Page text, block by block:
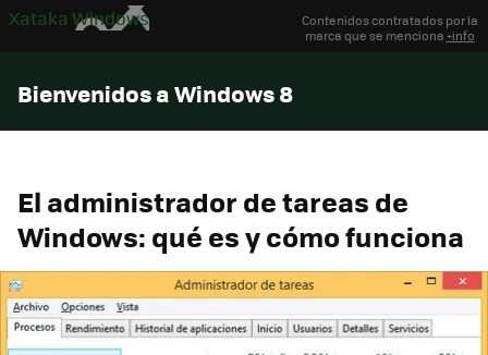
Contenidos contratados por la
marca que se menciona +info
Xataka Windows
Bienvenidos a Windows 8
El administrador de tareas de
Windows: qué es y cómo funciona